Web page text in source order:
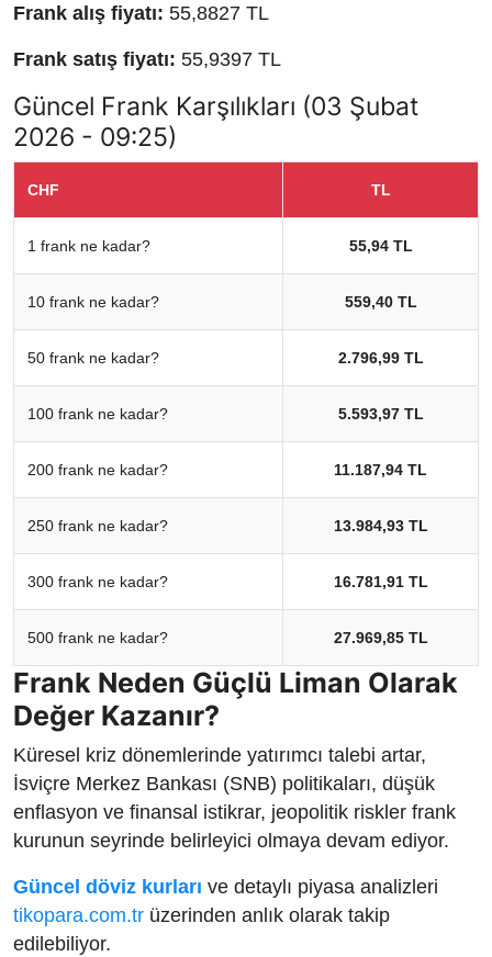
Frank alış fiyatı: 55,8827 TL
Frank satış fiyatı: 55,9397 TL
Güncel Frank Karşılıkları (03 Şubat
2026 - 09:25)
CHF TL
1 frank ne kadar? 55,94 TL
10 frank ne kadar? 559,40 TL
50 frank ne kadar? 2.796,99 TL
100 frank ne kadar? 5.593,97 TL
200 frank ne kadar? 11.187,94 TL
250 frank ne kadar? 13.984,93 TL
300 frank ne kadar? 16.781,91 TL
500 frank ne kadar? 27.969,85 TL
Frank Neden Güçlü Liman Olarak
Değer Kazanır?
Küresel kriz dönemlerinde yatırımcı talebi artar,
İsviçre Merkez Bankası (SNB) politikaları, düşük
enflasyon ve finansal istikrar, jeopolitik riskler frank
kurunun seyrinde belirleyici olmaya devam ediyor.
Güncel döviz kurları ve detaylı piyasa analizleri
tikopara.com.tr üzerinden anlık olarak takip
edilebiliyor.